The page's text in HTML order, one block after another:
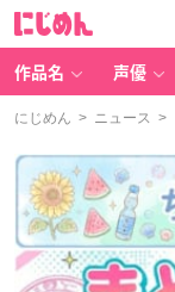
作品名 声優
にじめん > ニュース >